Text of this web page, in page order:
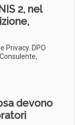
2, nel
Privacy. DPO
devono